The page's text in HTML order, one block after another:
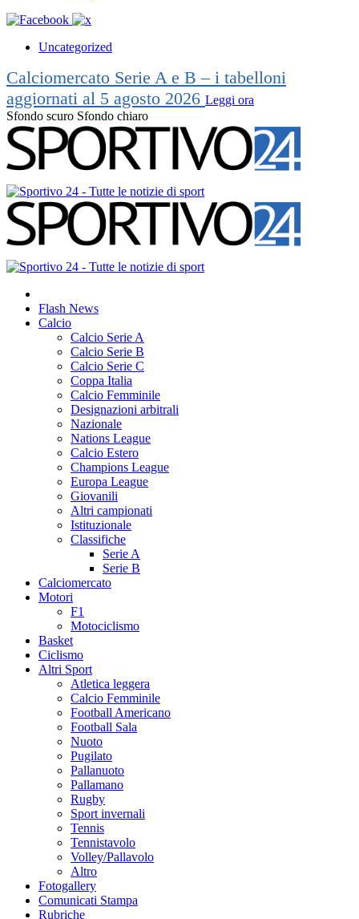
Uncategorized
Calciomercato Serie A e B – i tabelloni
aggiornati al 5 agosto 2026 Leggi ora
Sfondo scuro Sfondo chiaro
Flash News
Calcio
Calcio Serie A
Calcio Serie B
Calcio Serie C
Coppa Italia
Calcio Femminile
Designazioni arbitrali
Nazionale
Nations League
Calcio Estero
Champions League
Europa League
Giovanili
Altri campionati
Istituzionale
Classifiche
Serie A
Serie B
Calciomercato
Motori
F1
Motociclismo
Basket
Ciclismo
Altri Sport
Atletica leggera
Calcio Femminile
Football Americano
Football Sala
Nuoto
Pugilato
Pallanuoto
Pallamano
Rugby
Sport invernali
Tennis
Tennistavolo
Volley/Pallavolo
Altro
Fotogallery
Comunicati Stampa
Rubriche